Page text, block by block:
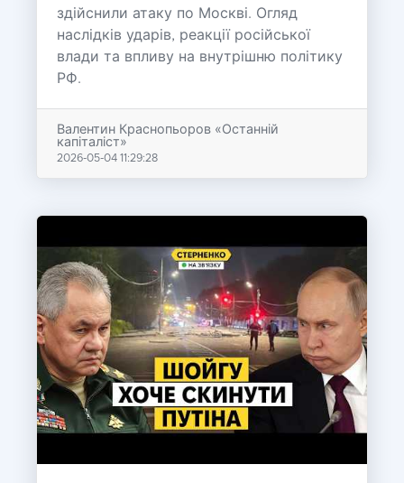
здійснили атаку по Москві. Огляд
наслідків ударів, реакції російської
влади та впливу на внутрішню політику
РФ.
Валентин Краснопьоров «Останній
капіталіст»
2026-05-04 11:29:28